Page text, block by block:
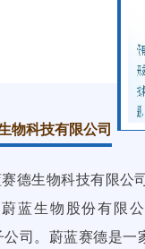
物科技有限公司
德生物科技有限公
蓝生物股份有限
司。蔚蓝赛德是一